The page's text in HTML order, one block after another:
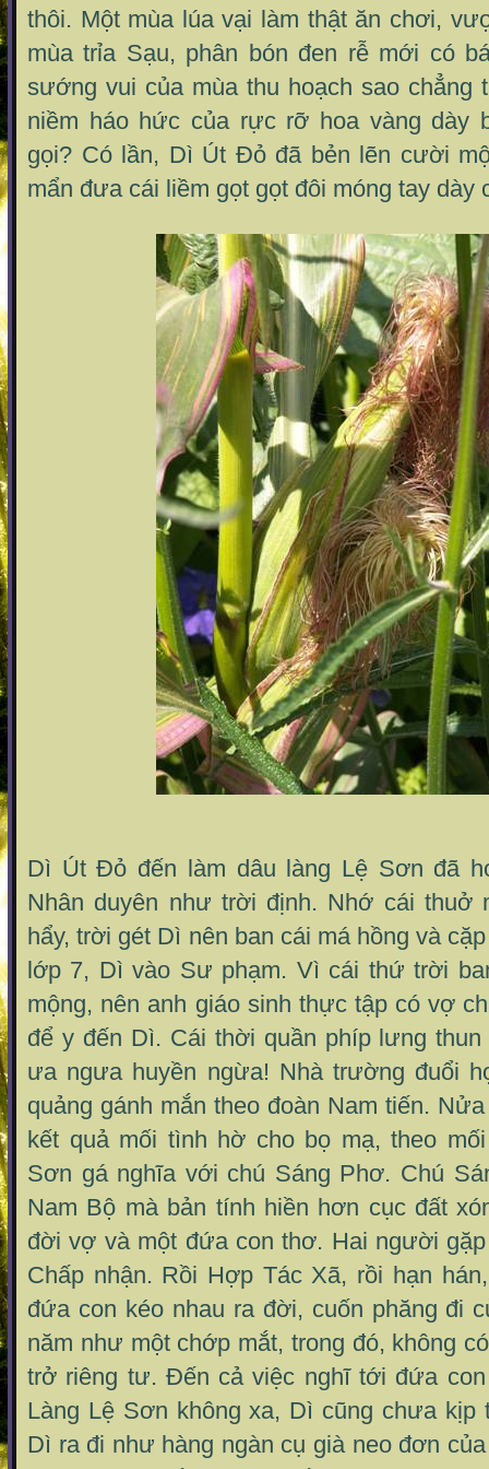
thôi. Một mùa lúa vại làm thật ăn chơi,
mùa trỉa Sạu, phân bón đen rễ mới có
sướng vui của mùa thu hoạch sao chẳng
niềm háo hức của rực rỡ hoa vàng dày
gọi? Có lần, Dì Út Đỏ đã bẻn lẽn cười
mẩn đưa cái liềm gọt gọt đôi móng tay dày
Dì Út Đỏ đến làm dâu làng Lệ Sơn đã
Nhân duyên như trời định. Nhớ cái thuở
hẩy, trời gét Dì nên ban cái má hồng và
lớp 7, Dì vào Sư phạm. Vì cái thứ trời
mộng, nên anh giáo sinh thực tập có vợ
để y đến Dì. Cái thời quần phíp lưng
ưa ngưa huyền ngừa! Nhà trường đuổi
quảng gánh mắn theo đoàn Nam tiến.
kết quả mối tình hờ cho bọ mạ, theo
Sơn gá nghĩa với chú Sáng Phơ. Chú
Nam Bộ mà bản tính hiền hơn cục đất
đời vợ và một đứa con thơ. Hai người
Chấp nhận. Rồi Hợp Tác Xã, rồi hạn
đứa con kéo nhau ra đời, cuốn phăng đi
năm như một chớp mắt, trong đó, không
trở riêng tư. Đến cả việc nghĩ tới đứa
Làng Lệ Sơn không xa, Dì cũng chưa kịp
Dì ra đi như hàng ngàn cụ già neo đơn